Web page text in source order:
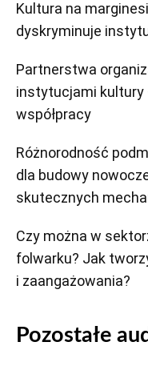
Kultura na
dyskryminuje
Partnerstwa
instytucjami kultury
współpracy
Różnorodność
dla budowy
skutecznych
Czy można w
folwarku? Jak
i zaangażowania?
Pozostałe